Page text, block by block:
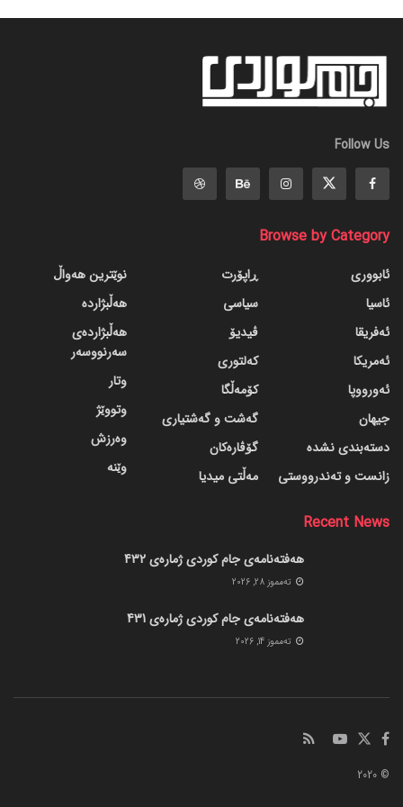
Follow Us
Browse by Category
ئابووری
ئاسیا
ئەفریقا
ئەمریکا
ئەورووپا
جیهان
دسته‌بندی نشده
زانست و تەندرووستی
ڕاپۆرت
سیاسی
ڤیدیۆ
کەلتوری
کۆمەڵگا
گه‌شت و گه‌شتیاری
گۆڤاره‌کان
مەڵتی میدیا
نوێترین هەواڵ
هەڵبژاردە
هەڵبژاردەی
سەرنووسەر
وتار
وتووێژ
وەرزش
وێنە
Recent News
هەفتەنامەی جام کوردی ژمارەی 432
ته‌مموز 28, 2026
هەفتەنامەی جام کوردی ژمارەی 431
ته‌مموز 14, 2026
© 2020